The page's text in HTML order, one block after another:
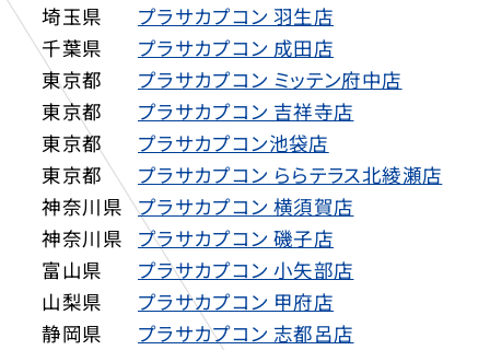
埼玉県
プラサカプコン 羽生店
千葉県
プラサカプコン 成田店
東京都
プラサカプコン ミッテン府中店
東京都
プラサカプコン 吉祥寺店
東京都
プラサカプコン池袋店
東京都
プラサカプコン ららテラス北綾瀬店
神奈川県 プラサカプコン 横須賀店
神奈川県
プラサカプコン 磯子店
富山県
プラサカプコン 小矢部店
山梨県
プラサカプコン 甲府店
静岡県
プラサカプコン 志都呂店